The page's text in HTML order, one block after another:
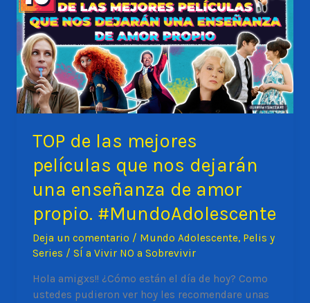
TOP de las mejores
películas que nos dejarán
una enseñanza de amor
propio. #MundoAdolescente
Deja un comentario / Mundo Adolescente, Pelis y
Series /SÍ a Vivir NO a Sobrevivir
Hola amigxs!! ¿Cómo están el día de hoy? Como
ustedes pudieron ver hoy les recomendare unas